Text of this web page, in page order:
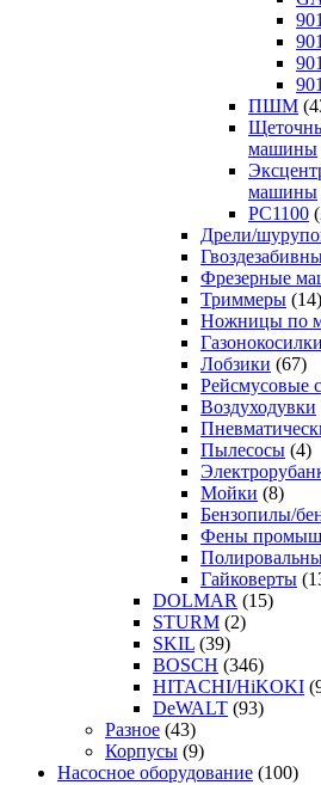
ПШМ
машины
машины
PC1100
Дрели/
Фрезерные
Триммеры (14)
Ножницы по
Газонокосилки
Лобзики (67)
Рейсмусовые
Воздуходувки
Пылесосы (4)
Мойки (8)
Бензопилы/
Фены
Гайковерты
DOLMAR (15)
STURM (2)
SKIL (39)
BOSCH (346)
HITACHI/HiKOKI
DeWALT (93)
Разное (43)
Корпусы (9)
Насосное оборудование (100)